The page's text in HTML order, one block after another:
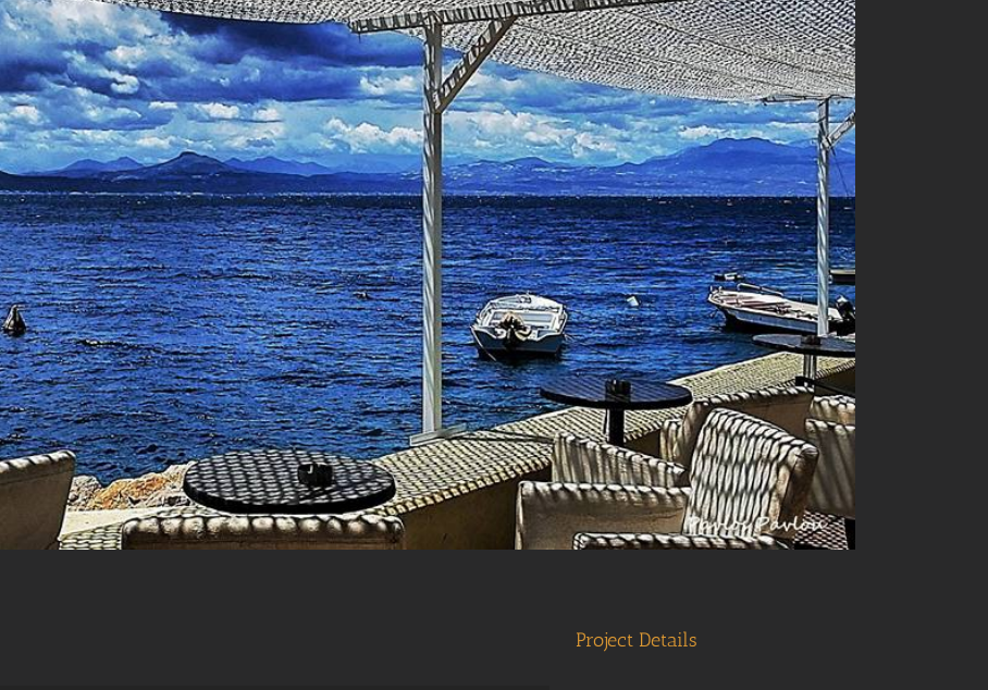
Project Details